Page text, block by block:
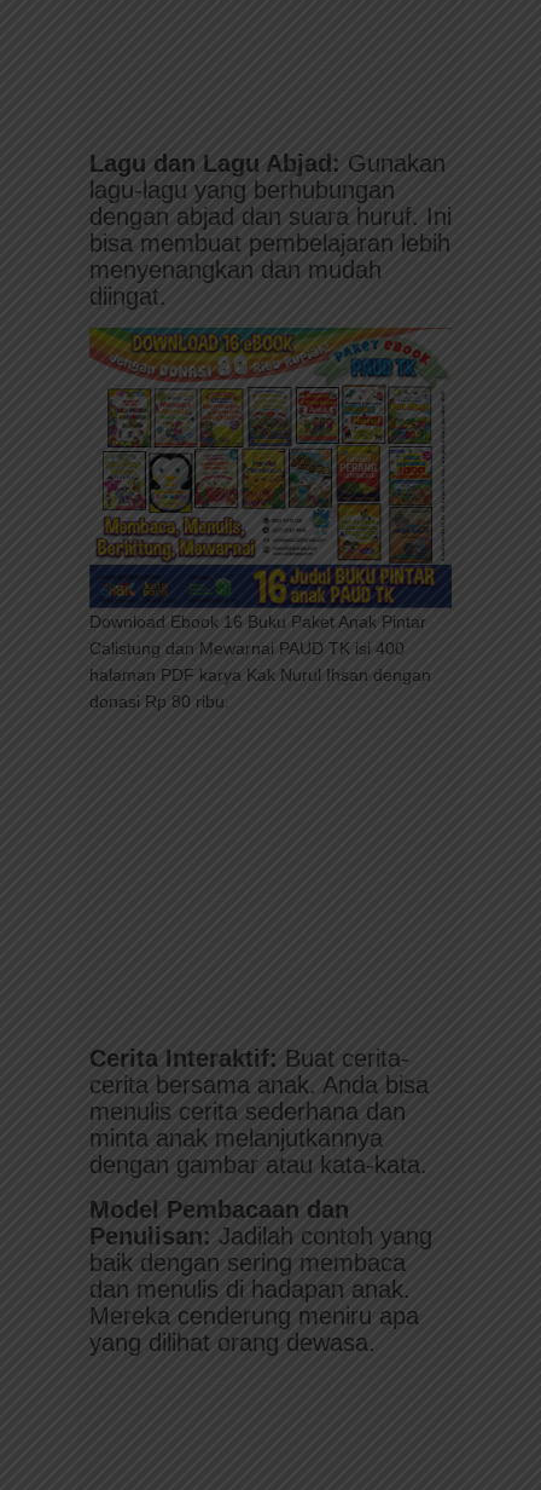
Lagu dan Lagu Abjad: Gunakan
lagu-lagu yang berhubungan
dengan abjad dan suara huruf. Ini
bisa membuat pembelajaran lebih
menyenangkan dan mudah
diingat.
Download Ebook 16 Buku Paket Anak Pintar
Calistung dan Mewarnai PAUD TK isi 400
halaman PDF karya Kak Nurul Ihsan dengan
donasi Rp 80 ribu.
Cerita Interaktif: Buat cerita-
cerita bersama anak. Anda bisa
menulis cerita sederhana dan
minta anak melanjutkannya
dengan gambar atau kata-kata.
Model Pembacaan dan
Penulisan: Jadilah contoh yang
baik dengan sering membaca
dan menulis di hadapan anak.
Mereka cenderung meniru apa
yang dilihat orang dewasa.